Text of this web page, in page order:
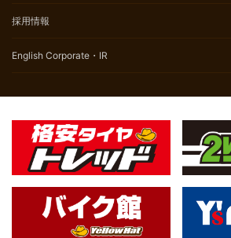
採用情報
English Corporate・IR